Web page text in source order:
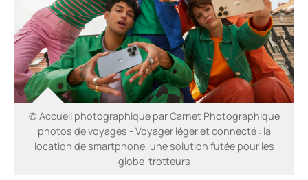
© Accueil photographique par Carnet Photographique
photos de voyages - Voyager léger et connecté : la
location de smartphone, une solution futée pour les
globe-trotteurs